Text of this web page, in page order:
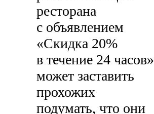
ресторана
с объявлением
«Скидка 20%
в течение 24 часов»
может заставить
прохожих
подумать, что они